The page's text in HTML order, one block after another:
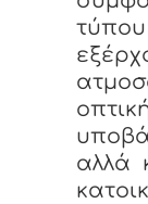
αλλά